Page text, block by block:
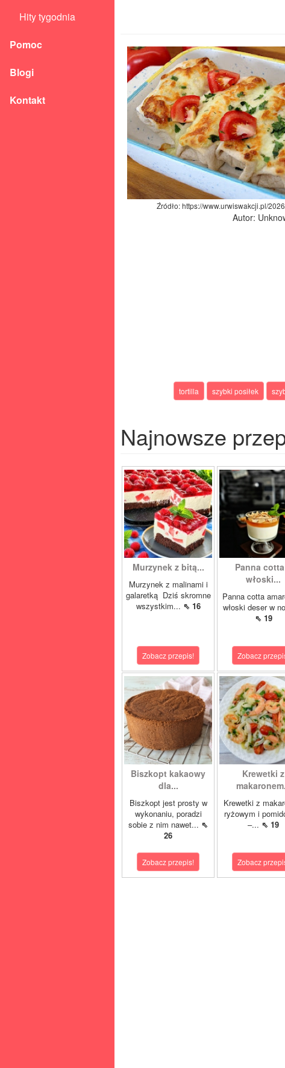
Hity tygodnia
Pomoc
Blogi
Kontakt
Źródło: https://www.urwiswakcji.pl/
Autor:
tortilla szybki posiłek
Najnowsze
Murzynek z bitą...
Murzynek z malinami i
galaretką Dziś skromne
wszystkim... ⇖ 16
Zobacz przepis!
Panna
włoski...
Panna cotta
włoski deser w
⇖ 19
Zobacz
Biszkopt kakaowy
dla...
Biszkopt jest prosty w
wykonaniu, poradzi
sobie z nim nawet... ⇖
26
Zobacz przepis!
Krewetki z
Krewetki z
ryżowym i
–... ⇖ 19
Zobacz